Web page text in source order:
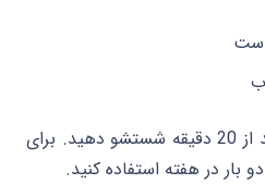
ماسک را به صورت زده و بعد از 20 دقیقه شستشو دهید. برای
بار در هفته استفاده کنید.